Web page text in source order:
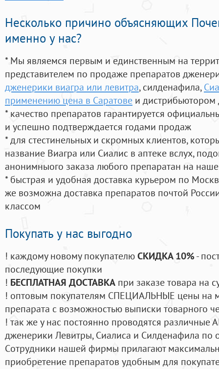
Несколько причино объясняющих
именно у нас?
* Мы являемся первым и единственным на
представителем по продаже препаратов
дженерики виагра или левитра, силденафила,
применению цена в Саратове и дистрибьютором
* качество препаратов гарантируется
и успешно подтверждается годами продаж
* для стестинельных и скромных клиентов,
название Виагра или Сиалис в аптеке вслух,
анонимныого заказа любого препаратан на
* быстрая и удобная доставка курьером по
же возможна доставка препаратов почтой
классом
Покупать у нас выгодно
! каждому новому покупателюСКИДКА 10%-
последующие покупки
! БЕСПЛАТНАЯ ДОСТАВКА при заказе товара на
! оптовым покупателям СПЕЦИАЛЬНЫЕ цены на
препарата с возможностью выписки товарного
! так же у нас постоянно проводятся
дженерики Левитры, Сиалиса и Силденафила по
Cотрудники нашей фирмы прилагают
приобретение препаратов удобным для